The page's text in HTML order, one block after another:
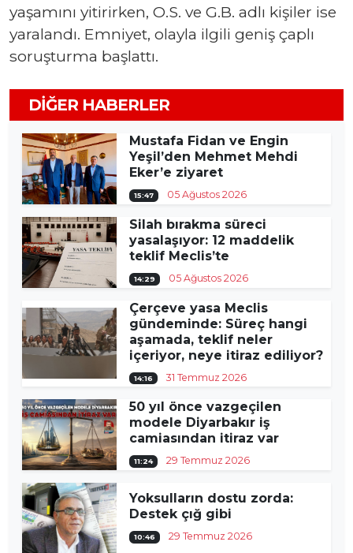
yaşamını yitirirken, O.S. ve G.B. adlı kişiler ise
yaralandı. Emniyet, olayla ilgili geniş çaplı
soruşturma başlattı.
DIĞER HABERLER
Mustafa Fidan ve Engin
Yeşil’den Mehmet Mehdi
Eker’e ziyaret
15:47 05 Ağustos 2026
Silah bırakma süreci
yasalaşıyor: 12 maddelik
teklif Meclis’te
14:29 05 Ağustos 2026
Çerçeve yasa Meclis
gündeminde: Süreç hangi
aşamada, teklif neler
içeriyor, neye itiraz ediliyor?
14:16 31 Temmuz 2026
50 yıl önce vazgeçilen
modele Diyarbakır iş
camiasından itiraz var
11:24 29 Temmuz 2026
Yoksulların dostu zorda:
Destek çığ gibi
10:46 29 Temmuz 2026